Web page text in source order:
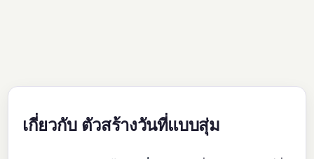
เกี่ยวกับ ตัวสร้างวันที่แบบสุ่ม